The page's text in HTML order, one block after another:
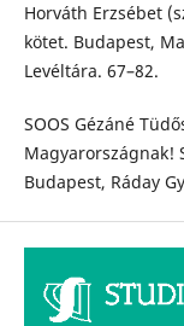
Horváth Erzsébet
kötet. Budapest,
Levéltára. 67–82.
SOOS Gézáné
Magyarországnak!
Budapest, Ráday